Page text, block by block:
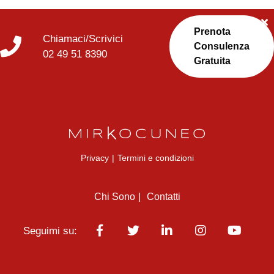
Chiamaci/Scrivici
02 49 51 8390
Prenota
Consulenza
Gratuita
Privacy | Termini e condizioni
Chi Sono Contatti
Seguimi su: